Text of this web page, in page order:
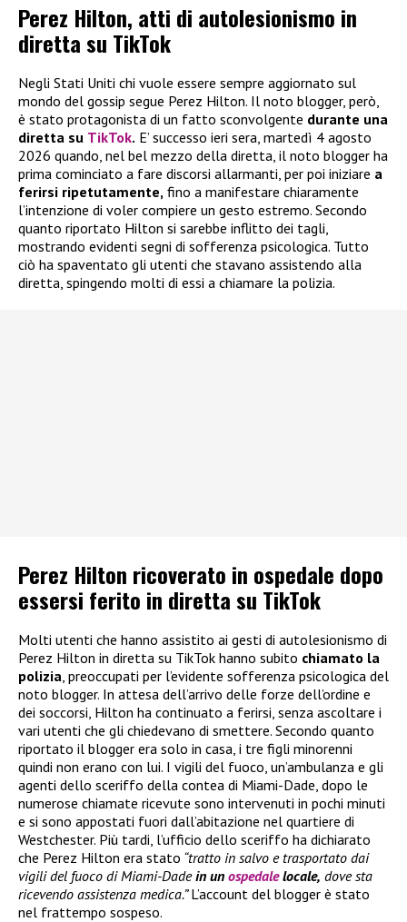
Perez Hilton, atti di autolesionismo in
diretta su TikTok
Negli Stati Uniti chi vuole essere sempre aggiornato sul
mondo del gossip segue Perez Hilton. Il noto blogger, però,
è stato protagonista di un fatto sconvolgente durante una
diretta su TikTok. E’ successo ieri sera, martedì 4 agosto
2026 quando, nel bel mezzo della diretta, il noto blogger ha
prima cominciato a fare discorsi allarmanti, per poi iniziare a
ferirsi ripetutamente, fino a manifestare chiaramente
l’intenzione di voler compiere un gesto estremo. Secondo
quanto riportato Hilton si sarebbe inflitto dei tagli,
mostrando evidenti segni di sofferenza psicologica. Tutto
ciò ha spaventato gli utenti che stavano assistendo alla
diretta, spingendo molti di essi a chiamare la polizia.
Perez Hilton ricoverato in ospedale dopo
essersi ferito in diretta su TikTok
Molti utenti che hanno assistito ai gesti di autolesionismo di
Perez Hilton in diretta su TikTok hanno subito chiamato la
polizia , preoccupati per l’evidente sofferenza psicologica del
noto blogger. In attesa dell’arrivo delle forze dell’ordine e
dei soccorsi, Hilton ha continuato a ferirsi, senza ascoltare i
vari utenti che gli chiedevano di smettere. Secondo quanto
riportato il blogger era solo in casa, i tre figli minorenni
quindi non erano con lui. I vigili del fuoco, un’ambulanza e gli
agenti dello sceriffo della contea di Miami-Dade, dopo le
numerose chiamate ricevute sono intervenuti in pochi minuti
e si sono appostati fuori dall’abitazione nel quartiere di
Westchester. Più tardi, l’ufficio dello sceriffo ha dichiarato
che Perez Hilton era stato “tratto in salvo e trasportato dai
vigili del fuoco di Miami-Dadein un ospedalelocale, dove sta
ricevendo assistenza medica.”L’account del blogger è stato
nel frattempo sospeso.